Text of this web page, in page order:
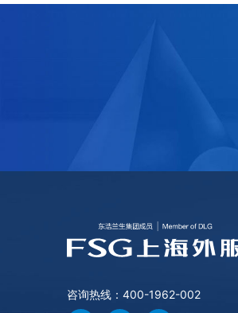
咨询热线：400-1962-002